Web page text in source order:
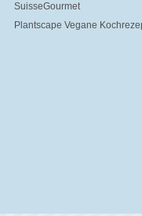
SuisseGourmet
Plantscape Vegane